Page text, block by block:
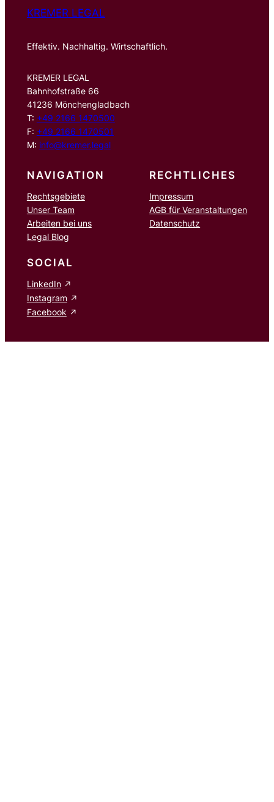
KREMER LEGAL
Effektiv. Nachhaltig. Wirtschaftlich.
KREMER LEGAL
Bahnhofstraße 66
41236 Mönchengladbach
T: +49 2166 1470500
F: +49 2166 1470501
M: info@kremer.legal
NAVIGATION
Rechtsgebiete
Unser Team
Arbeiten bei uns
Legal Blog
RECHTLICHES
Impressum
AGB für Veranstaltungen
Datenschutz
SOCIAL
LinkedIn
Instagram
Facebook